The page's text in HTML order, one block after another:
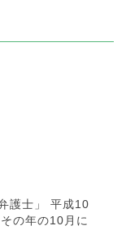
護士」 平成10
の年の10月に